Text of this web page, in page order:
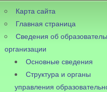
Карта сайта
Главная страница
Сведения об
организации
Основные сведения
Структура и органы
управления